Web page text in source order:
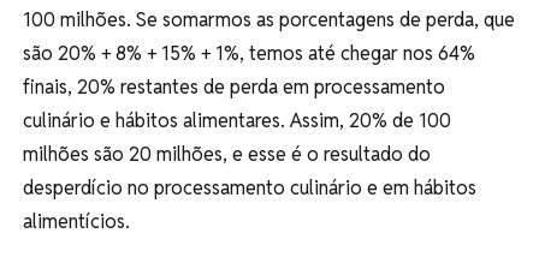
100 milhões. Se somarmos as porcentagens de perda, que
são 20% + 8% + 15% + 1%, temos até chegar nos 64%
finais, 20% restantes de perda em processamento
culinário e hábitos alimentares. Assim, 20% de 100
milhões são 20 milhões, e esse é o resultado do
desperdício no processamento culinário e em hábitos
alimentícios.